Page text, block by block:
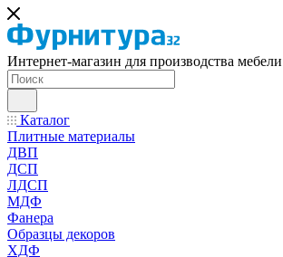
Интернет-магазин для производства мебели
Каталог
Плитные материалы
ДВП
ДСП
ЛДСП
МДФ
Фанера
Образцы декоров
ХДФ